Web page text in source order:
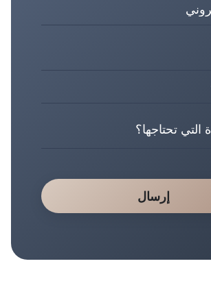
إرسال